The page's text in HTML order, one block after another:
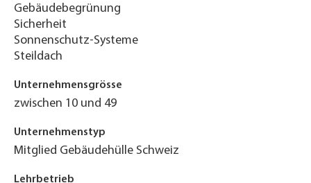
Gebäudebegrünung
Sicherheit
Sonnenschutz-Systeme
Steildach
Unternehmensgrösse
zwischen 10 und 49
Unternehmenstyp
Mitglied Gebäudehülle Schweiz
Lehrbetrieb